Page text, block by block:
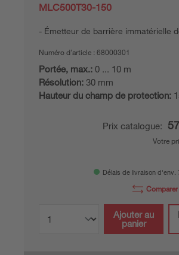
MLC500T30-150
Émetteur de barrière immatérielle
Numéro d’article : 68000301
Portée, max.: 0 ... 10 m
Résolution: 30 mm
Hauteur du champ de protection:
Prix catalogue:
Votre
Délais de livraison d'env.
Comparer
Ajouter au
panier